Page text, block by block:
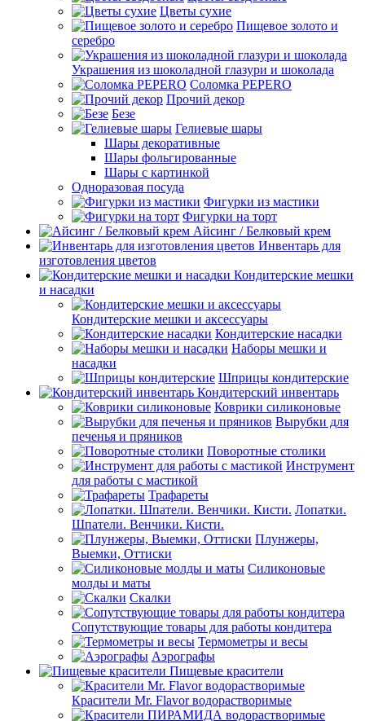
Цветы сухие
Пищевое золото и
серебро
Украшения из шоколадной глазури и шоколада
Соломка PEPERO
Прочий декор
Безе
Гелиевые шары
Шары декоративные
Шары фольгированные
Шары с картинкой
Одноразовая посуда
Фигурки из мастики
Фигурки на торт
Айсинг / Белковый крем
Инвентарь для
изготовления цветов
Кондитерские мешки
и насадки
Кондитерские мешки и аксессуары
Кондитерские насадки
Наборы мешки и
насадки
Шприцы кондитерские
Кондитерский инвентарь
Коврики силиконовые
Вырубки для
печенья и пряников
Поворотные столики
Инструмент
для работы с мастикой
Трафареты
Лопатки.
Шпатели. Венчики. Кисти.
Плунжеры,
Выемки, Оттиски
Силиконовые
молды и маты
Скалки
Сопутствующие товары для работы кондитера
Термометры и весы
Аэрографы
Пищевые красители
Красители Mr. Flavor водорастворимые